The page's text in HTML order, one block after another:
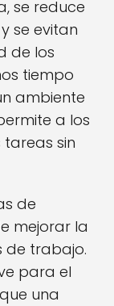
se reduce
se evitan
de los
tiempo
ambiente
a los
sin
de
mejorar la
de trabajo.
para el
una